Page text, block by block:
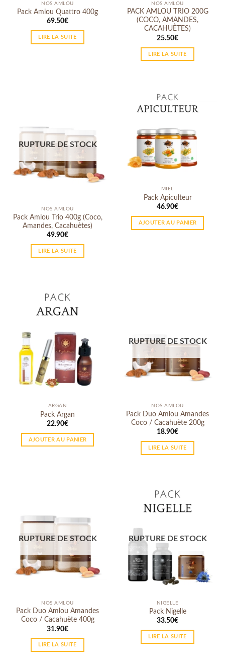
NOS AMLOU
Pack Amlou Quattro 400g
69.50€
LIRE LA SUITE
NOS AMLOU
PACK AMLOU TRIO 200G
(COCO, AMANDES,
CACAHUÈTES)
25.50€
LIRE LA SUITE
RUPTURE DE STOCK
NOS AMLOU
Pack Amlou Trio 400g (Coco,
Amandes, Cacahuètes)
49.90€
LIRE LA SUITE
MIEL
Pack Apiculteur
46.90€
AJOUTER AU PANIER
ARGAN
Pack Argan
22.90€
AJOUTER AU PANIER
RUPTURE DE STOCK
NOS AMLOU
Pack Duo Amlou Amandes
Coco / Cacahuète 200g
18.90€
LIRE LA SUITE
RUPTURE DE STOCK
NOS AMLOU
Pack Duo Amlou Amandes
Coco / Cacahuète 400g
31.90€
LIRE LA SUITE
RUPTURE DE STOCK
NIGELLE
Pack Nigelle
33.50€
LIRE LA SUITE